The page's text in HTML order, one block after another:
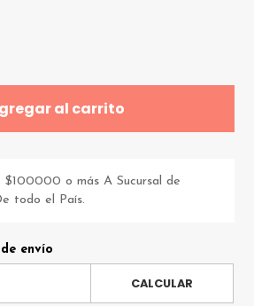
al carrito
$100000 o más A Sucursal de
todo el País.
envío
CALCULAR